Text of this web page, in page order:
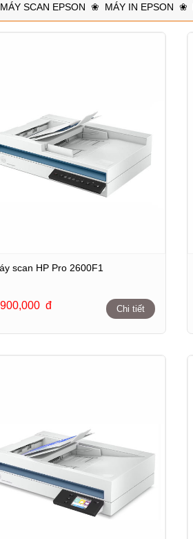
MÁY SCAN EPSON ❀ MÁY IN EPSON ❀
scan HP Pro 2600F1
đ Chi tiết